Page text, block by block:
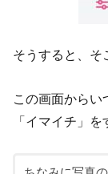
そうすると、そ
この画面からい
「イマイチ」